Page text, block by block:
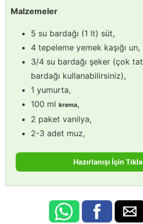
Malzemeler
5 su bardağı (1 lt) süt,
4 tepeleme yemek kaşığı un,
3/4 su bardağı şeker (çok
bardağı kullanabilirsiniz),
1 yumurta,
100 ml krema,
2 paket vanilya,
2-3 adet muz,
Hazırlanışı İçin